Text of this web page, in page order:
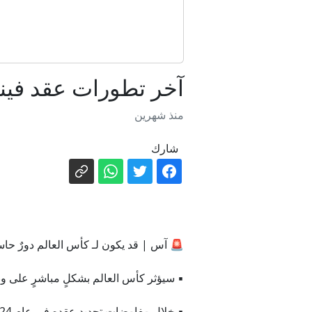
آخر تطورات عقد
منذ شهرين
شارك
🚨 آس | قد يكون لـ كأس العالم دورٌ
▪️ سيؤثر كأس العالم بشكلٍ مباشرٍ على